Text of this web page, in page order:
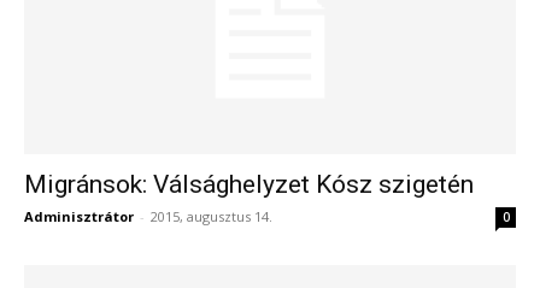
Migránsok: Válsághelyzet Kósz szigetén
Adminisztrátor - 2015, augusztus 14. 0